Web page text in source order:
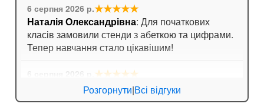
6 серпня 2026 р.★★★★★
Наталія Олександрівна: Для початкових
класів замовили стенди з абеткою та цифрами.
Тепер навчання стало цікавішим!
★★★★★
Ігор Лозовий: Стенди для спортивної зали
яскраві, мотивують дітей займатися спортом!
Розгорнути|Всі відгуки